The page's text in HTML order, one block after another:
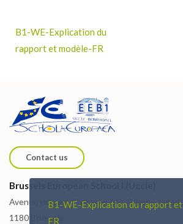
B1-WE-Explication du
rapport et modèle-FR
Contact us
Brussels European School I (Uccle)
Avenue du Vert Chasseur 46 / Groene
1180 Brussels
B1-WE-Explication du rapport
FR